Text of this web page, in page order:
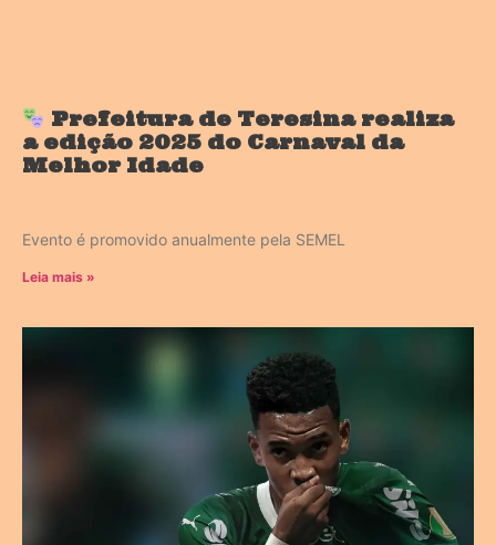
Prefeitura de Teresina realiza
a edição 2025 do Carnaval da
Melhor Idade
Evento é promovido anualmente pela SEMEL
Leia mais »